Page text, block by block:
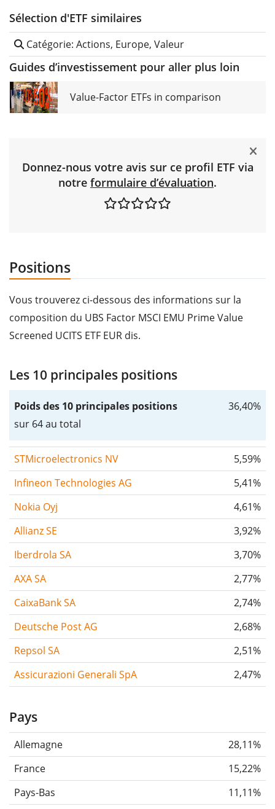
Sélection d'ETF similaires
Catégorie: Actions, Europe, Valeur
Guides d’investissement pour aller plus loin
Value-Factor ETFs in comparison
Donnez-nous votre avis sur ce profil ETF via
notre formulaire d’évaluation.
Positions
Vous trouverez ci-dessous des informations sur la
composition du UBS Factor MSCI EMU Prime Value
Screened UCITS ETF EUR dis.
Les 10 principales positions
Poids des 10 principales positions
sur 64 au total
36,40%
STMicroelectronics NV
5,59%
Infineon Technologies AG
5,41%
Nokia Oyj
4,61%
Allianz SE
3,92%
Iberdrola SA
3,70%
AXA SA
2,77%
CaixaBank SA
2,74%
Deutsche Post AG
2,68%
Repsol SA
2,51%
Assicurazioni Generali SpA
2,47%
Pays
Allemagne
28,11%
France
15,22%
Pays-Bas
11,11%